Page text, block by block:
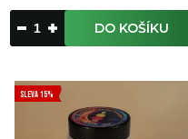
DO KOŠÍKU
SLEVA 15%